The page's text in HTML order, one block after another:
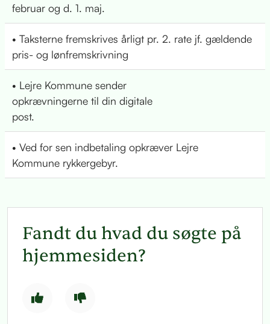
februar og d. 1. maj.
• Taksterne fremskrives årligt pr. 2. rate jf. gældende
pris- og lønfremskrivning
• Lejre Kommune sender
opkrævningerne til din digitale
post.
• Ved for sen indbetaling opkræver Lejre
Kommune rykkergebyr.
Fandt du hvad du søgte på
hjemmesiden?